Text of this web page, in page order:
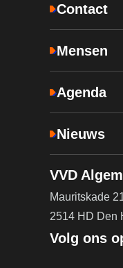
Contact
Mensen
Agenda
Nieuws
VVD
Mauritskade
2514 HD Den
Volg ons